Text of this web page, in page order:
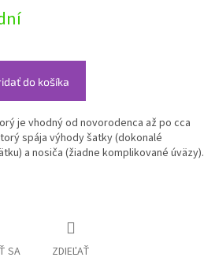
do košíka
je vhodný od novorodenca až po cca
spája výhody šatky (dokonalé
a nosiča (žiadne komplikované úväzy).
SA ZDIEĽAŤ